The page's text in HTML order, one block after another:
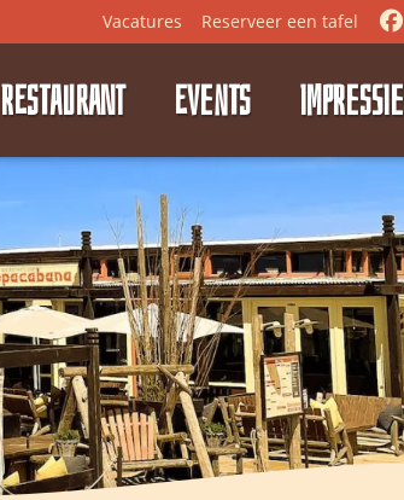
Vacatures Reserveer een tafel
RESTAURANT EVENTS
⭑
⭑
⭑
⭑
⭑
⭑
IMPRESSIE